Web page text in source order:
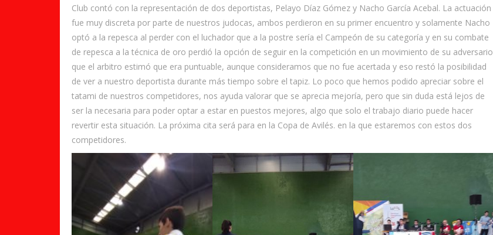
Club contó con la representación de dos deportistas, Pelayo Díaz Gómez y Nacho García Acebal. La actuación
fue muy discreta por parte de nuestros judocas, ambos perdieron en su primer encuentro y solamente Nacho
optó a la repesca al perder con el luchador que a la postre sería el Campeón de su categoría y en su combate
de repesca a la técnica de oro perdió la opción de seguir en la competición en un movimiento de su adversario
que el arbitro estimó que era puntuable, aunque consideramos que no fue acertada y eso restó la posibilidad
de ver a nuestro deportista durante más tiempo sobre el tapiz. Lo poco que hemos podido apreciar sobre el
tatami de nuestros competidores, nos ayuda valorar que se aprecia mejoría, pero que sin duda está lejos de
ser la necesaria para poder optar a estar en puestos mejores, algo que solo el trabajo diario puede hacer
revertir esta situación. La próxima cita será para en la Copa de Avilés. en la que estaremos con estos dos
competidores.